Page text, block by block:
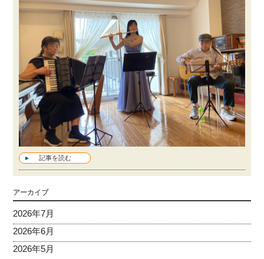
記事を読む
アーカイブ
2026年7月
2026年6月
2026年5月